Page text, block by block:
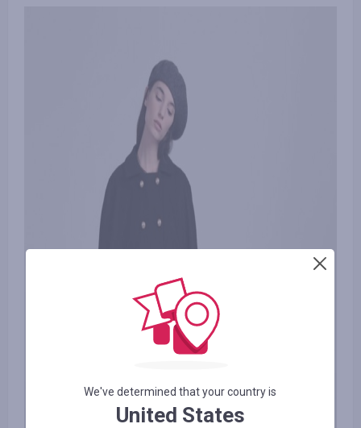
We've determined that your country is
United States